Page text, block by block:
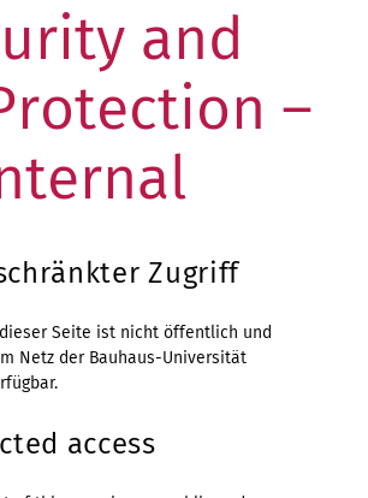
and
–
Zugriff
Seite ist nicht öffentlich und
Netz der Bauhaus-Universität
access